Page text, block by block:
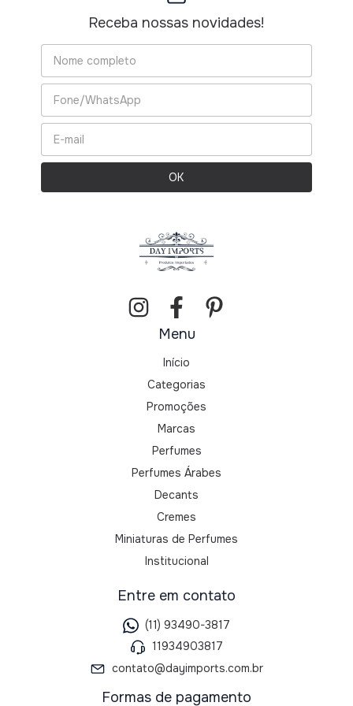
Receba nossas novidades!
Menu
Início
Categorias
Promoções
Marcas
Perfumes
Perfumes Árabes
Decants
Cremes
Miniaturas de Perfumes
Institucional
Entre em contato
(11) 93490-3817
11934903817
contato@dayimports.com.br
Formas de pagamento